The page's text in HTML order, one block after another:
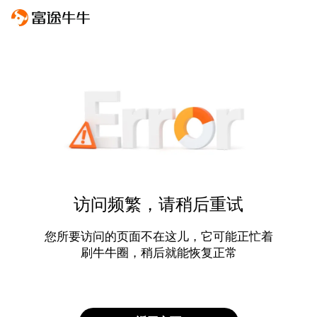
访问频繁，请稍后重试
您所要访问的页面不在这儿，它可能正忙着
刷牛牛圈，稍后就能恢复正常